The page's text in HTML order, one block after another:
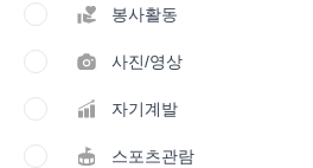
봉사활동
사진/영상
자기계발
스포츠관람